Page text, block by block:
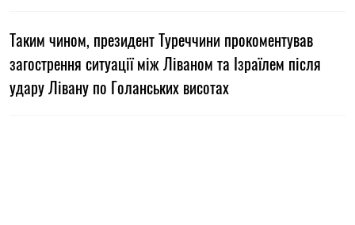
Таким чином, президент Туреччини прокоментував
загострення ситуації між Ліваном та Ізраїлем після
удару Лівану по Голанських висотах